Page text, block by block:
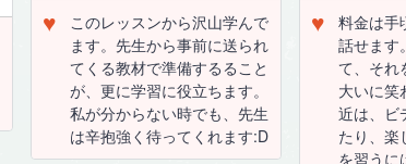
♥
このレッスンから沢山学んで
ます。先生から事前に送られ
てくる教材で準備するること
が、更に学習に役立ちます。
私が分からない時でも、先生
は辛抱強く待ってくれます:D
♥
料金は手
話せます
て、それ
大いに笑
近は、ビ
たり、楽
を習うに